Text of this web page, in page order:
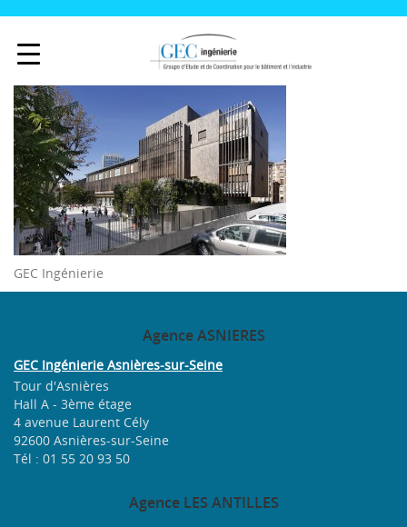
GEC Ingénierie
AgenceASNIERES
GEC Ingénierie Asnières-sur-Seine
Tour d'Asnières
Hall A - 3ème étage
4 avenue Laurent Cély
92600 Asnières-sur-Seine
Tél : 01 55 20 93 50
AgenceLES ANTILLES